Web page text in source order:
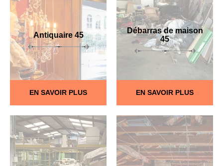
Antiquaire 45
EN SAVOIR PLUS
Débarras de maison
45
EN SAVOIR PLUS